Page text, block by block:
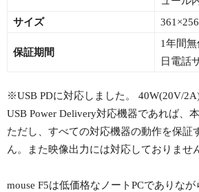
サイズ
保証期間
1年間
日電話
※USB PDに対応しました。 40W(20V/
USB Power Delivery対応機器であれば、
ただし、すべての対応機器の動作を保証
ん。また映像出力には対応しておりませ
mouse F5は低価格なノートPCでありなが